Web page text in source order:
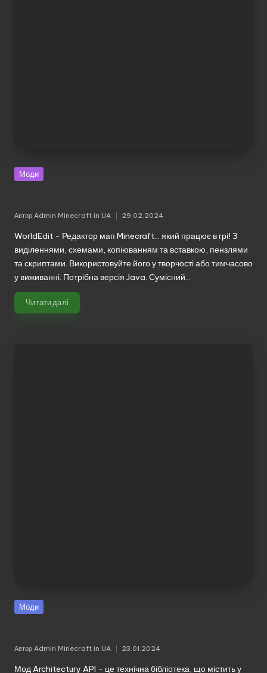
Моди
Опубліковано
Автор Admin Minecraft in UA 29.02.2024
WorldEdit - Редактор мап Minecraft... який працює в грі! З
виділеннями, схемами, копіюванням та вставкою, пензлями
та скриптами. Використовуйте його у творчості або тимчасово
у виживанні. Потрібна версія Java. Сумісний…
Читати далі
Моди
Опубліковано
Автор Admin Minecraft in UA 23.01.2024
Мод Architectury API - це технічна бібліотека, що містить у